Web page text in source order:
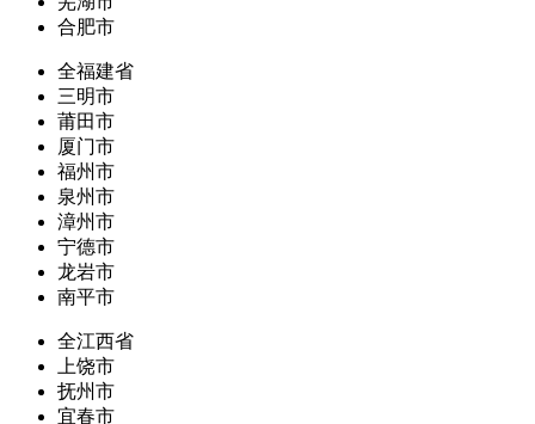
合肥市
全福建省
三明市
莆田市
厦门市
福州市
泉州市
漳州市
宁德市
龙岩市
南平市
全江西省
上饶市
抚州市
宜春市